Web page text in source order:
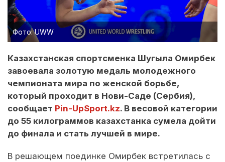
Фото: UWW
Казахстанская спортсменка Шугыла Омирбек
завоевала золотую медаль молодежного
чемпионата мира по женской борьбе,
который проходит в Нови-Саде (Сербия),
сообщает Pin-UpSport.kz. В весовой категории
до 55 килограммов казахстанка сумела дойти
до финала и стать лучшей в мире.
В решающем поединке Омирбек встретилась с